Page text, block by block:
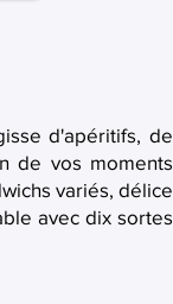
d'apéritifs, de
de vos moments
variés, délice
avec dix sortes